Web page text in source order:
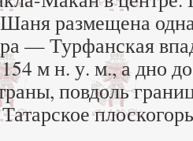
размещена
— Турфанская
м н. у. м., а дно
повдоль